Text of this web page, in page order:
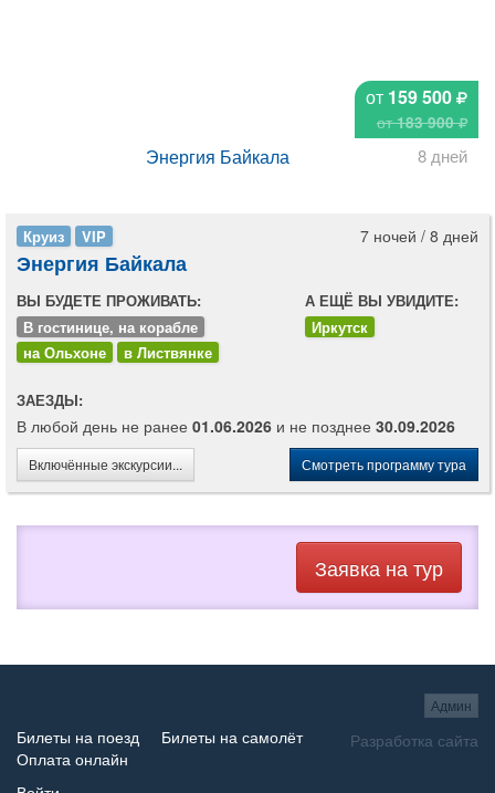
от 159 500
от183 900
8 дней
Энергия Байкала
7 ночей / 8 дней
Круиз VIP
Энергия Байкала
ВЫ БУДЕТЕ ПРОЖИВАТЬ:
В гостинице, на корабле
на Ольхоне
в Листвянке
А ЕЩЁ ВЫ УВИДИТЕ:
Иркутск
ЗАЕЗДЫ:
В любой день не ранее 01.06.2026 и не позднее 30.09.2026
Включённые экскурсии... Смотреть программу тура
Заявка на тур
Админ
Разработка сайта
Билеты на поезд
Билеты на самолёт
Оплата онлайн